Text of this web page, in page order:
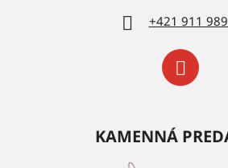
+421 911
KAMENNÁ